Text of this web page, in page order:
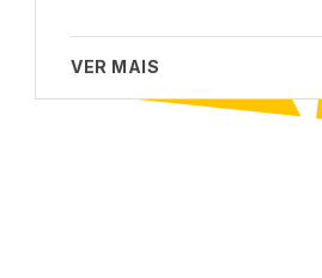
VER MAIS